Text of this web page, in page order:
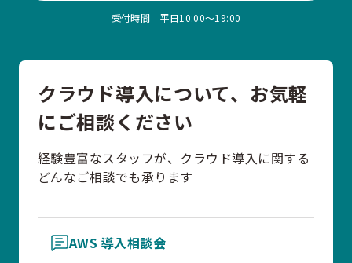
受付時間 平日10:00〜19:00
クラウド導入について、お気軽
にご相談ください
経験豊富なスタッフが、クラウド導入に関する
どんなご相談でも承ります
AWS 導入相談会